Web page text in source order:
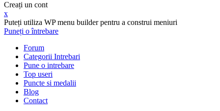
Creați un cont
x
Puteți utiliza WP menu builder pentru a construi meniuri
Puneți o întrebare
Forum
Categorii Intrebari
Pune o intrebare
Top useri
Puncte si medalii
Blog
Contact